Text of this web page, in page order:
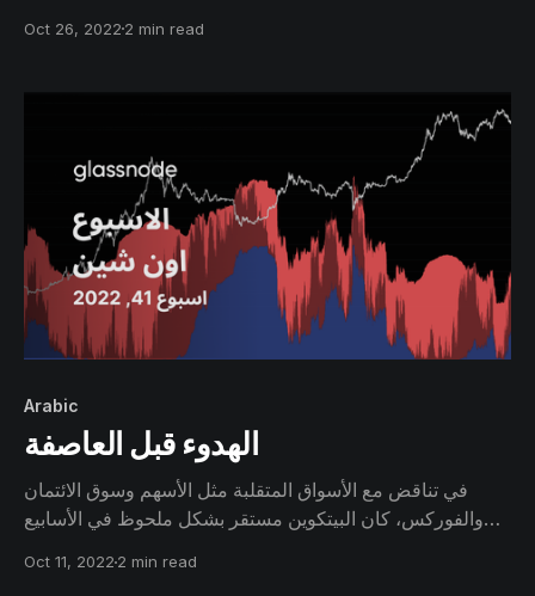
لقيمة 1.5 مليار دولار أمريكي وكذلك النشاط الضعيف على
Oct 26, 2022 2 min read
Arabic
الهدوء قبل العاصفة
في تناقض مع الأسواق المتقلبة مثل الأسهم وسوق الائتمان
والفوركس، كان البيتكوين مستقر بشكل ملحوظ في الأسابيع
نقوم بتقييم ما إذا كان تشكيل القاع الحقيقي يتحقق حالياً، ونقوم
Oct 11, 2022 2 min read